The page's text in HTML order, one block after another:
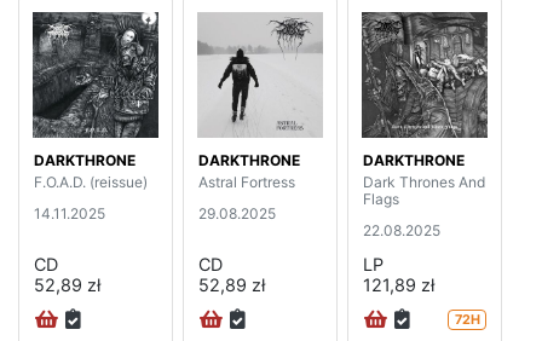
DARKTHRONE
F.O.A.D. (reissue)
14.11.2025
CD
52,89 zł
DARKTHRONE
Astral Fortress
29.08.2025
CD
52,89 zł
DARKTHRONE
Dark Thrones And
Flags
22.08.2025
LP
121,89 zł
72H